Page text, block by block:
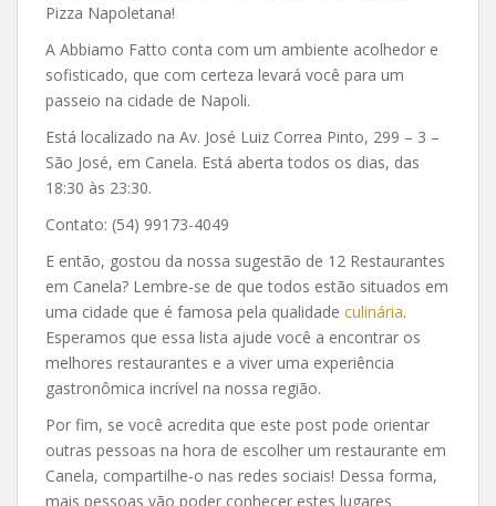
Pizza Napoletana!
A Abbiamo Fatto conta com um ambiente acolhedor e
sofisticado, que com certeza levará você para um
passeio na cidade de Napoli.
Está localizado na Av. José Luiz Correa Pinto, 299 – 3 –
São José, em Canela. Está aberta todos os dias, das
18:30 às 23:30.
Contato: (54) 99173-4049
E então, gostou da nossa sugestão de 12 Restaurantes
em Canela? Lembre-se de que todos estão situados em
uma cidade que é famosa pela qualidade culinária.
Esperamos que essa lista ajude você a encontrar os
melhores restaurantes e a viver uma experiência
gastronômica incrível na nossa região.
Por fim, se você acredita que este post pode orientar
outras pessoas na hora de escolher um restaurante em
Canela, compartilhe-o nas redes sociais! Dessa forma,
mais pessoas vão poder conhecer estes lugares